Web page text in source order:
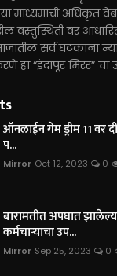
माध्यमाची अधिकृत
वस्तुस्थिती वर
सर्व घटकांना
हा “इंदापूर मिरर” चा
ऑनलाईन गेम ड्रीम 11 वर
प...
Mirror Oct 12, 2023 0
बारामतीत अपघात
कर्मचाऱ्याचा उप...
Mirror Sep 25, 2023 0